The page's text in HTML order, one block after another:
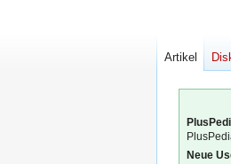
Neue
Artikel